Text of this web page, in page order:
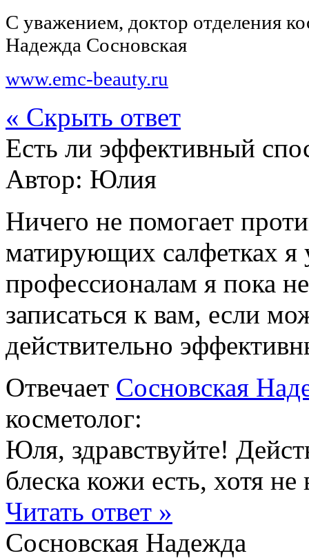
С уважением, доктор отделения
Надежда Сосновская
www.emc-beauty.ru
« Скрыть ответ
Есть ли эффективный
Автор: Юлия
Ничего не помогает
матирующих салфетках я
профессионалам я пока
записаться к вам, если
действительно
Отвечает Сосновская
косметолог:
Юля, здравствуйте!
блеска кожи есть, хотя не
Читать ответ »
Сосновская Надежда